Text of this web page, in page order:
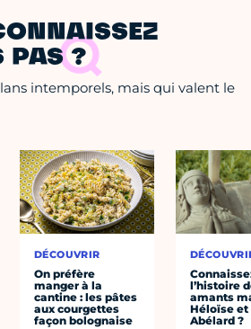
PAS ?
intemporels, mais qui valent le
DÉCOUVRIR
On préfère
manger à la
cantine : les pâtes
aux courgettes
façon bolognaise
l’histoire
amants
Héloïse et
Abélard ?